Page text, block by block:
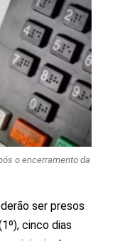
o encerramento da
ser presos
cinco dias